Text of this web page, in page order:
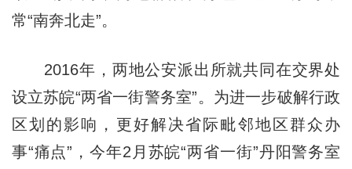
常“南奔北走”。
2016年，两地公安派出所就共同在交界处
设立苏皖“两省一街警务室”。为进一步破解行政
区划的影响，更好解决省际毗邻地区群众办
事“痛点”，今年2月苏皖“两省一街”丹阳警务室